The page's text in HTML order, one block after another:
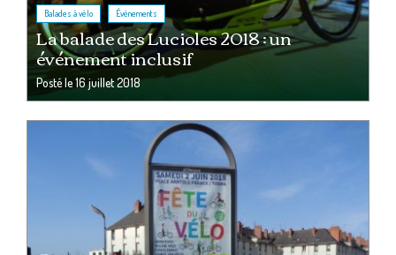
Balades à vélo , Événements
La balade des Lucioles 2018 : un
événement inclusif
Posté le16 juillet 2018